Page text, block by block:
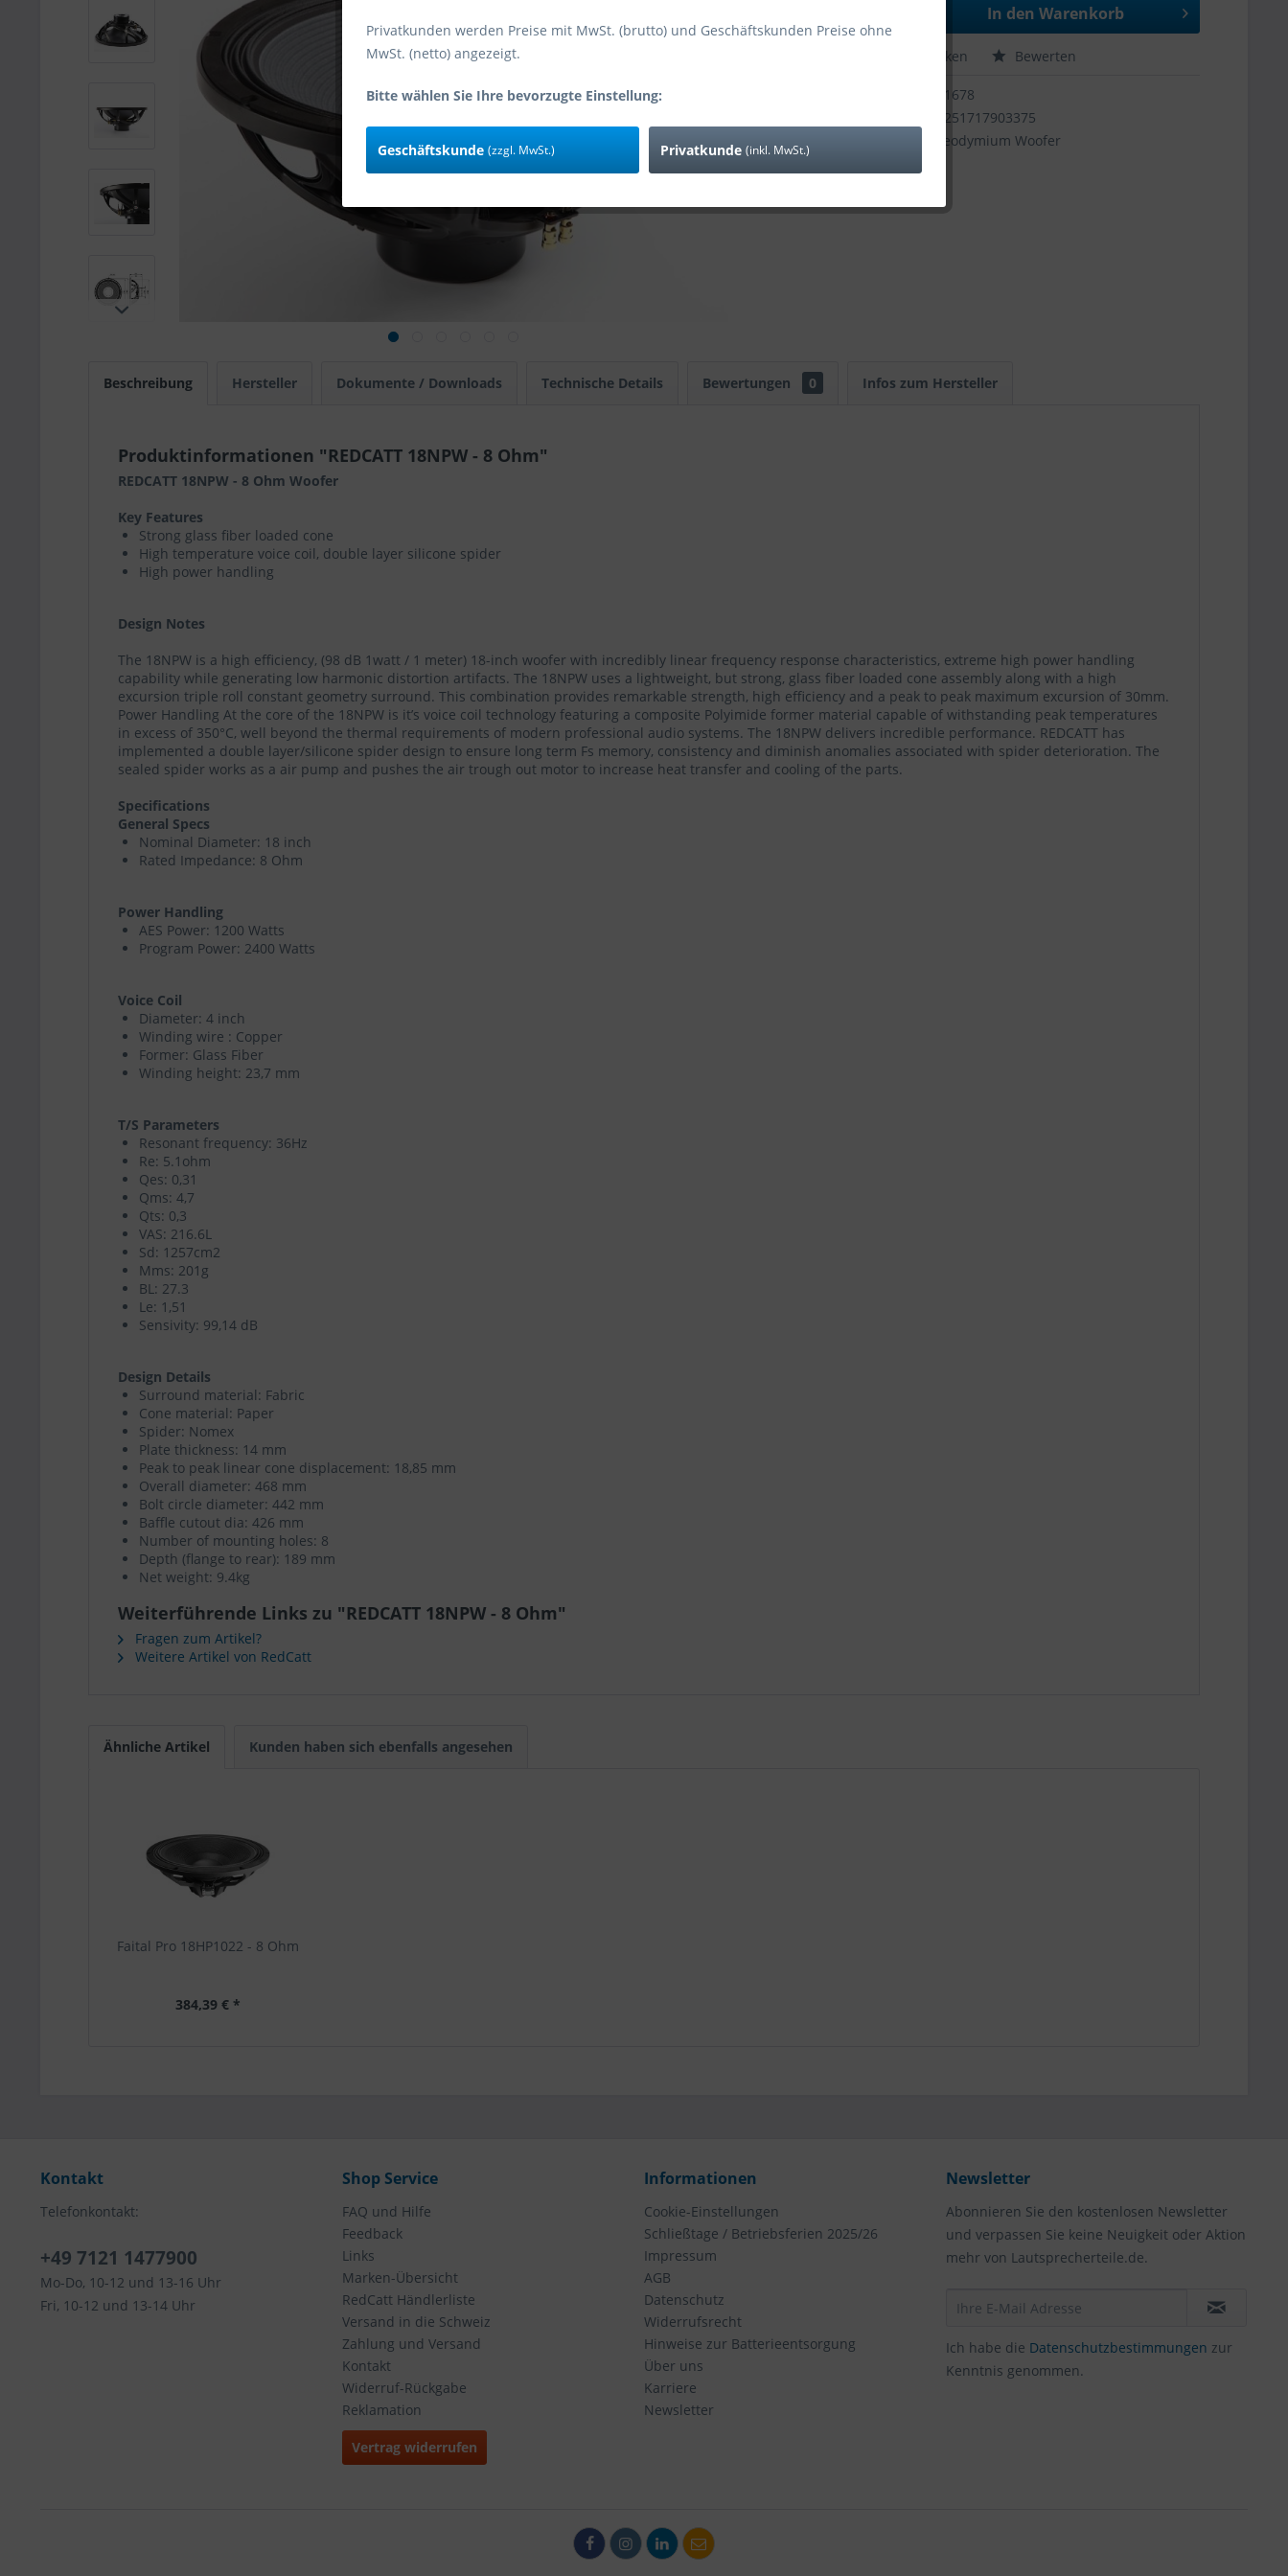
In den Warenkorb
Merken Bewerten
11678
4251717903375
Neodymium Woofer
Beschreibung Hersteller Dokumente / Downloads Technische Details Bewertungen 0 Infos zum Hersteller
Produktinformationen "REDCATT 18NPW - 8 Ohm"
REDCATT 18NPW - 8 Ohm Woofer
Key Features
Strong glass fiber loaded cone
High temperature voice coil, double layer silicone spider
High power handling
Design Notes
The 18NPW is a high efficiency, (98 dB 1watt / 1 meter) 18-inch woofer with incredibly linear frequency response characteristics, extreme high power handling
capability while generating low harmonic distortion artifacts. The 18NPW uses a lightweight, but strong, glass fiber loaded cone assembly along with a high
excursion triple roll constant geometry surround. This combination provides remarkable strength, high efficiency and a peak to peak maximum excursion of 30mm.
Power Handling At the core of the 18NPW is it’s voice coil technology featuring a composite Polyimide former material capable of withstanding peak temperatures
in excess of 350°C, well beyond the thermal requirements of modern professional audio systems. The 18NPW delivers incredible performance. REDCATT has
implemented a double layer/silicone spider design to ensure long term Fs memory, consistency and diminish anomalies associated with spider deterioration. The
sealed spider works as a air pump and pushes the air trough out motor to increase heat transfer and cooling of the parts.
Specifications
General Specs
Nominal Diameter: 18 inch
Rated Impedance: 8 Ohm
Power Handling
AES Power: 1200 Watts
Program Power: 2400 Watts
Voice Coil
Diameter: 4 inch
Winding wire : Copper
Former: Glass Fiber
Winding height: 23,7 mm
T/S Parameters
Resonant frequency: 36Hz
Re: 5.1ohm
Qes: 0,31
Qms: 4,7
Qts: 0,3
VAS: 216.6L
Sd: 1257cm2
Mms: 201g
BL: 27.3
Le: 1,51
Sensivity: 99,14 dB
Design Details
Surround material: Fabric
Cone material: Paper
Spider: Nomex
Plate thickness: 14 mm
Peak to peak linear cone displacement: 18,85 mm
Overall diameter: 468 mm
Bolt circle diameter: 442 mm
Baffle cutout dia: 426 mm
Number of mounting holes: 8
Depth (flange to rear): 189 mm
Net weight: 9.4kg
Weiterführende Links zu "REDCATT 18NPW - 8 Ohm"
Fragen zum Artikel?
Weitere Artikel von RedCatt
Ähnliche Artikel Kunden haben sich ebenfalls angesehen
Faital Pro 18HP1022 - 8 Ohm
384,39 € *
Kontakt
Telefonkontakt:
+49 7121 1477900
Mo-Do, 10-12 und 13-16 Uhr
Fri, 10-12 und 13-14 Uhr
Shop Service
FAQ und Hilfe
Feedback
Links
Marken-Übersicht
RedCatt Händlerliste
Versand in die Schweiz
Zahlung und Versand
Kontakt
Widerruf-Rückgabe
Reklamation
Vertrag widerrufen
Informationen
Cookie-Einstellungen
Schließtage / Betriebsferien 2025/26
Impressum
AGB
Datenschutz
Widerrufsrecht
Hinweise zur Batterieentsorgung
Über uns
Karriere
Newsletter
Newsletter
Abonnieren Sie den kostenlosen Newsletter
und verpassen Sie keine Neuigkeit oder Aktion
mehr von Lautsprecherteile.de.
Ich habe die Datenschutzbestimmungen zur
Kenntnis genommen.
Privatkunden werden Preise mit MwSt. (brutto) und Geschäftskunden Preise ohne
MwSt. (netto) angezeigt.
Bitte wählen Sie Ihre bevorzugte Einstellung:
Geschäftskunde (zzgl. MwSt.) Privatkunde (inkl. MwSt.)